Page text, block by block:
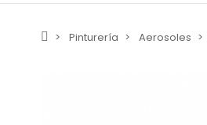
Pinturería Aerosoles